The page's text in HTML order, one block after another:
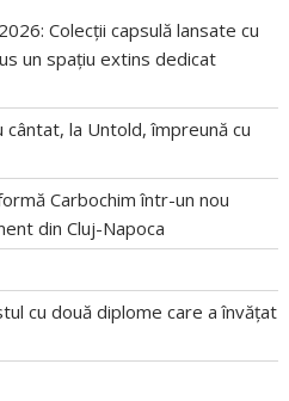
Colecții capsulă lansate cu
un spațiu extins dedicat
la Untold, împreună cu
Carbochim într-un nou
din Cluj-Napoca
cu două diplome care a învățat